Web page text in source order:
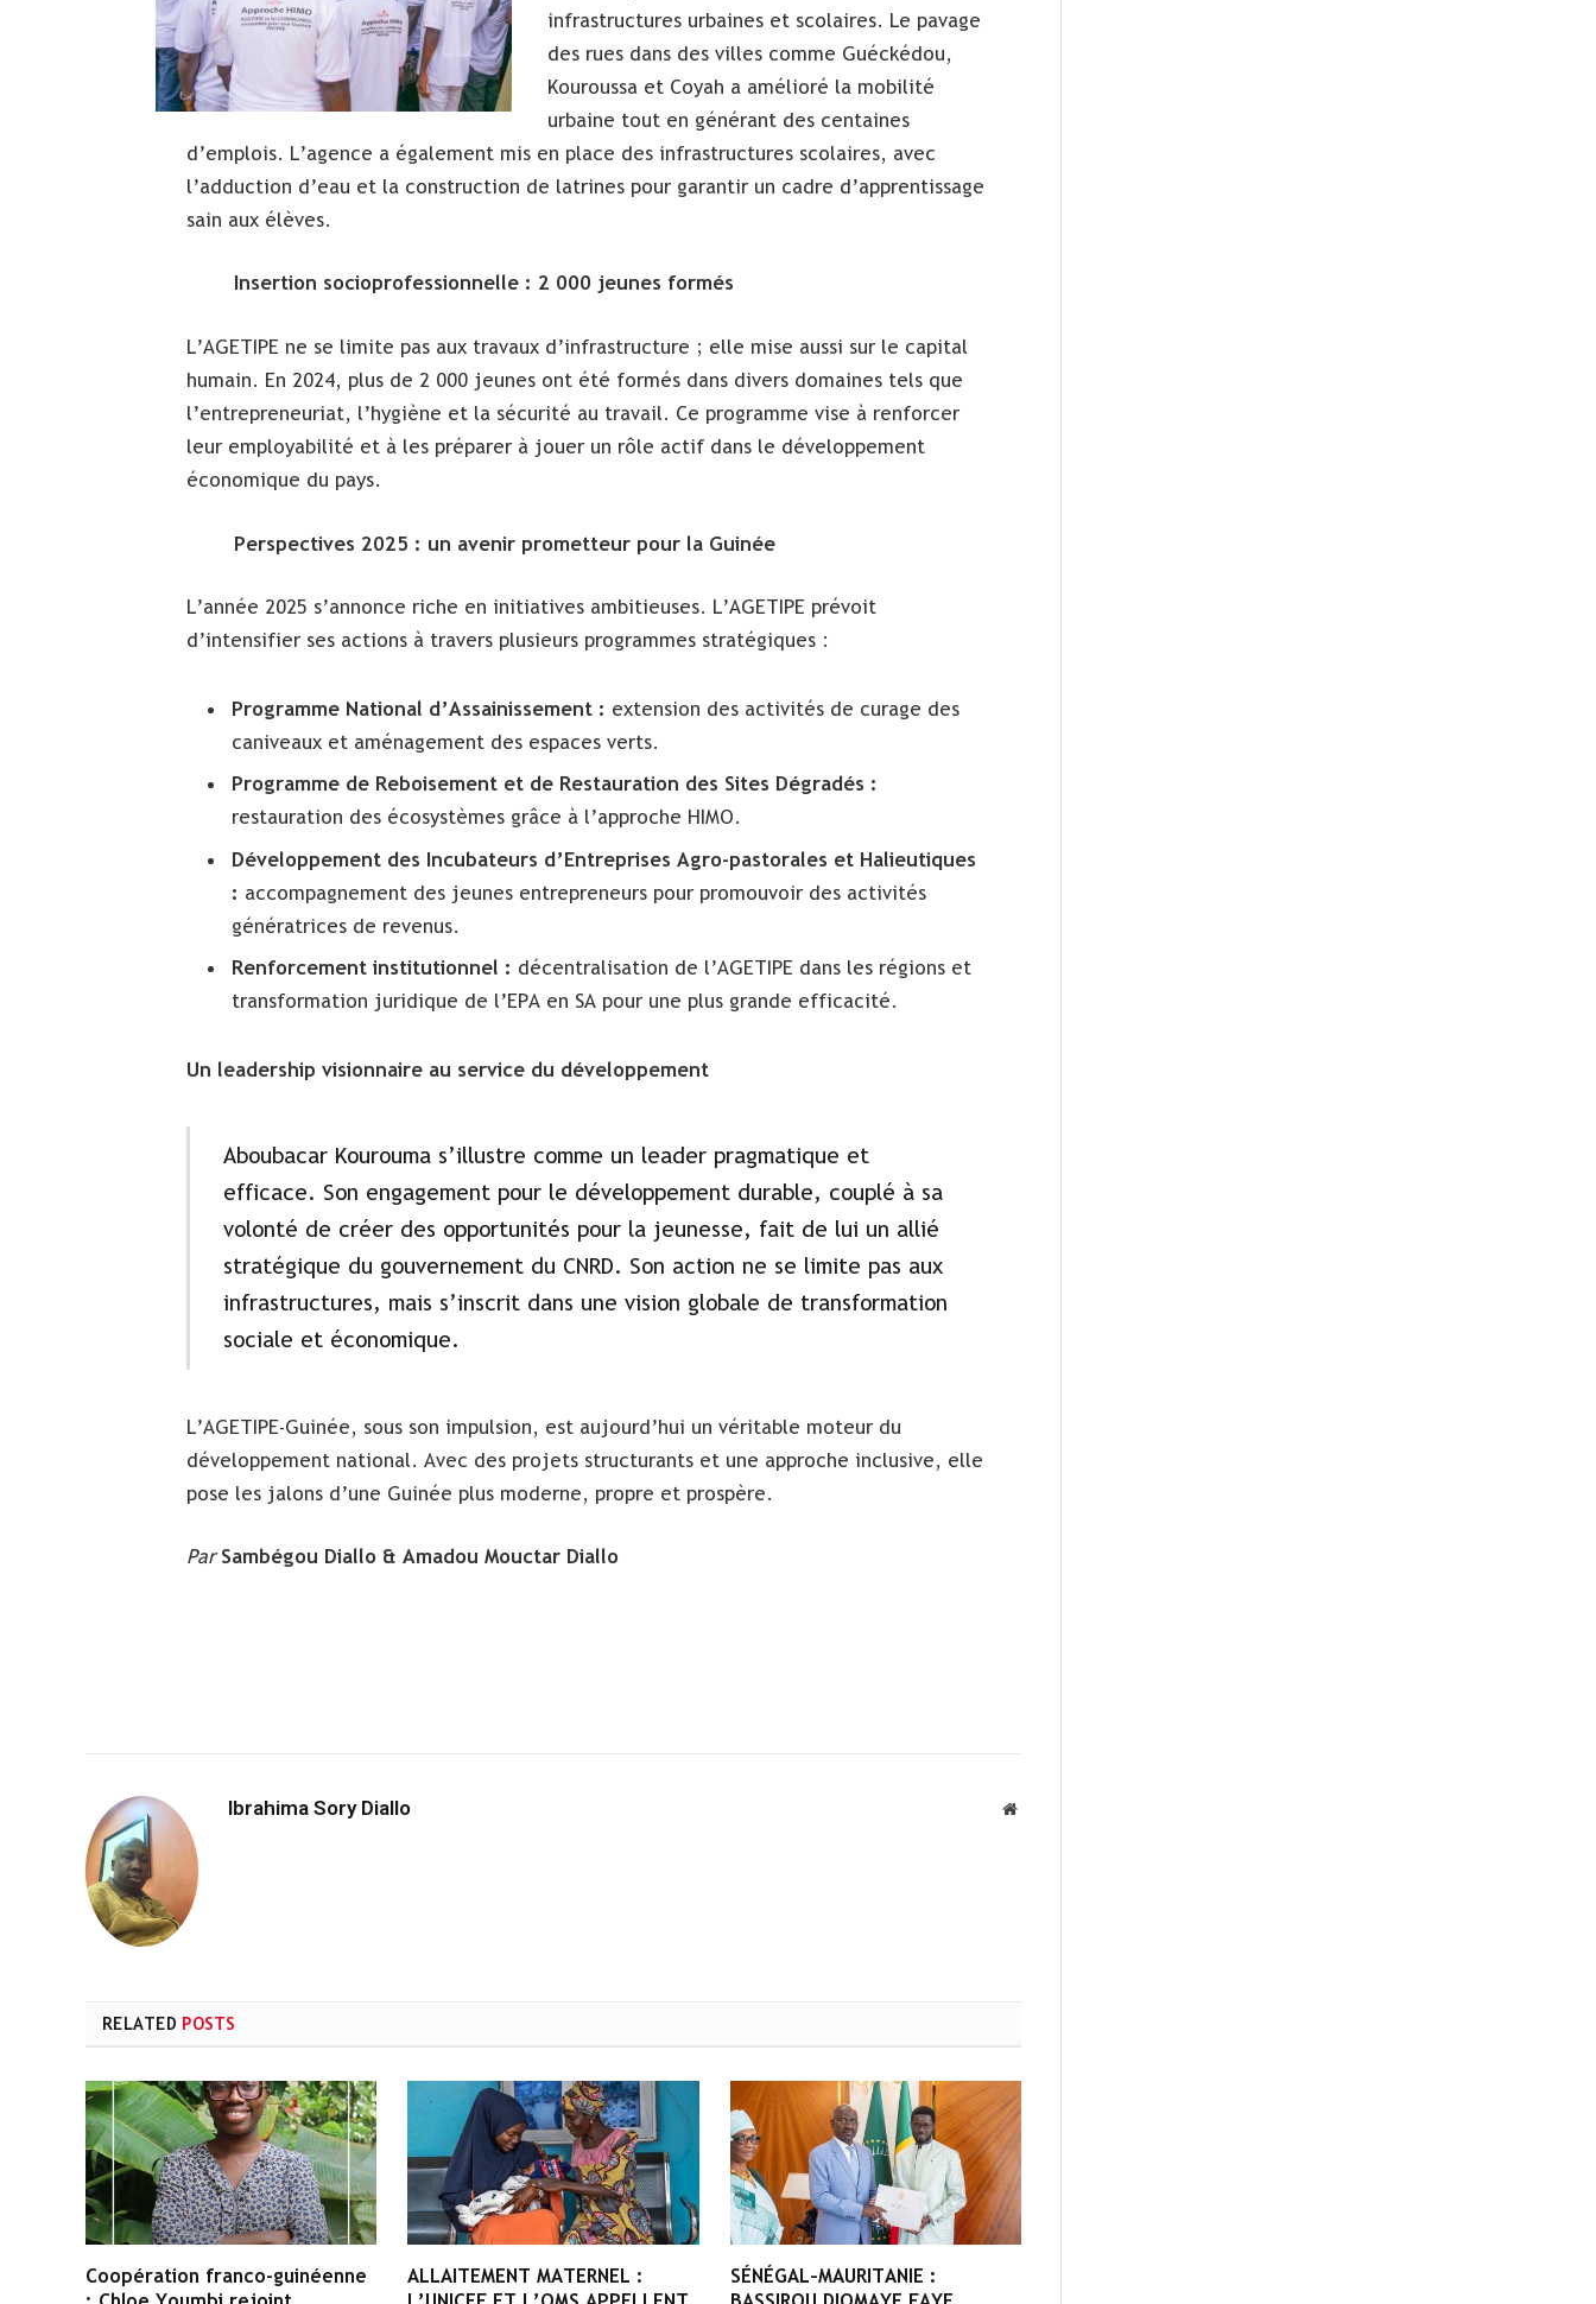
infrastructures urbaines et scolaires. Le pavage
des rues dans des villes comme Guéckédou,
Kouroussa et Coyah a amélioré la mobilité
urbaine tout en générant des centaines
d’emplois. L’agence a également mis en place des infrastructures scolaires, avec
l’adduction d’eau et la construction de latrines pour garantir un cadre d’apprentissage
sain aux élèves.
Insertion socioprofessionnelle : 2 000 jeunes formés
L’AGETIPE ne se limite pas aux travaux d’infrastructure ; elle mise aussi sur le capital
humain. En 2024, plus de 2 000 jeunes ont été formés dans divers domaines tels que
l’entrepreneuriat, l’hygiène et la sécurité au travail. Ce programme vise à renforcer
leur employabilité et à les préparer à jouer un rôle actif dans le développement
économique du pays.
Perspectives 2025 : un avenir prometteur pour la Guinée
L’année 2025 s’annonce riche en initiatives ambitieuses. L’AGETIPE prévoit
d’intensifier ses actions à travers plusieurs programmes stratégiques :
Programme National d’Assainissement : extension des activités de curage des
caniveaux et aménagement des espaces verts.
Programme de Reboisement et de Restauration des Sites Dégradés :
restauration des écosystèmes grâce à l’approche HIMO.
Développement des Incubateurs d’Entreprises Agro-pastorales et Halieutiques
: accompagnement des jeunes entrepreneurs pour promouvoir des activités
génératrices de revenus.
Renforcement institutionnel : décentralisation de l’AGETIPE dans les régions et
transformation juridique de l’EPA en SA pour une plus grande efficacité.
Un leadership visionnaire au service du développement
Aboubacar Kourouma s’illustre comme un leader pragmatique et
efficace. Son engagement pour le développement durable, couplé à sa
volonté de créer des opportunités pour la jeunesse, fait de lui un allié
stratégique du gouvernement du CNRD. Son action ne se limite pas aux
infrastructures, mais s’inscrit dans une vision globale de transformation
sociale et économique.
L’AGETIPE-Guinée, sous son impulsion, est aujourd’hui un véritable moteur du
développement national. Avec des projets structurants et une approche inclusive, elle
pose les jalons d’une Guinée plus moderne, propre et prospère.
Par Sambégou Diallo & Amadou Mouctar Diallo
Ibrahima Sory Diallo Website
RELATED POSTS
Coopération franco-guinéenne
ALLAITEMENT MATERNEL :
SÉNÉGAL–MAURITANIE :